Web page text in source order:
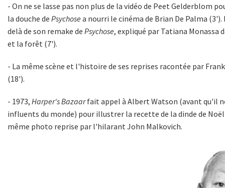
- On ne se lasse pas non plus de la vidéo de Peet Gelderblom
la douche de Psychose a nourri le cinéma de Brian De Palma (3').
delà de son remake de Psychose, expliqué par Tatiana Monassa
et la forêt (7').
- La même scène et l'histoire de ses reprises racontée par
(18').
- 1973, Harper's Bazaarfait appel à Albert Watson (avant qu'il
influents du monde) pour illustrer la recette de la dinde de
même photo reprise par l'hilarant John Malkovich.